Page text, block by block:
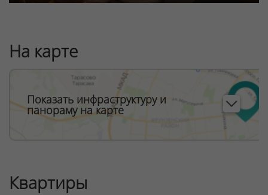
На карте
Показать инфраструктуру и
панораму на карте
Квартиры